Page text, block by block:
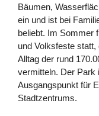
Bäumen,
ein und ist bei
beliebt. Im Sommer
und Volksfeste
Alltag der rund
vermitteln. Der Park
Ausgangspunkt für
Stadtzentrums.